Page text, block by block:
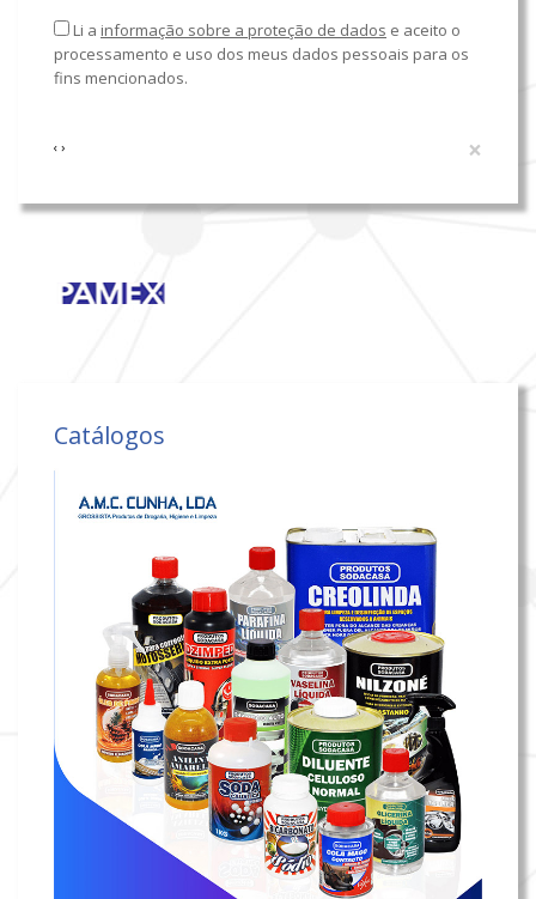
Li a informação sobre a proteção de dados e aceito o
processamento e uso dos meus dados pessoais para os
fins mencionados.
‹ › ×
Catálogos